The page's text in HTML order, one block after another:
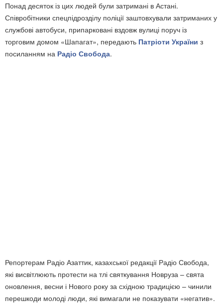
Понад десяток із цих людей були затримані в Астані.
Співробітники спецпідрозділу поліції заштовхували затриманих у
службові автобуси, припарковані вздовж вулиці поруч із
торговим домом «Шапагат», передають Патріоти України з
посиланням на Радіо Свобода.
Репортерам Радіо Азаттик, казахської редакції Радіо Свобода,
які висвітлюють протести на тлі святкування Новруза – свята
оновлення, весни і Нового року за східною традицією – чинили
перешкоди молоді люди, які вимагали не показувати «негатив».